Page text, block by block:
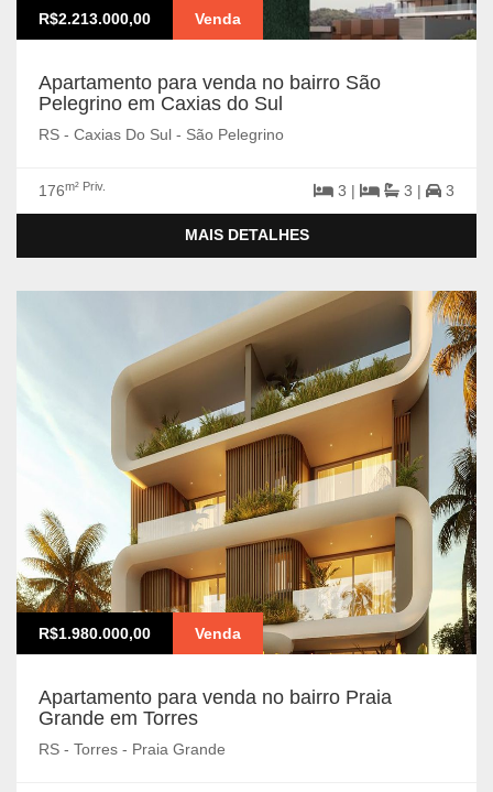
R$2.213.000,00 Venda
Apartamento para venda no bairro São
Pelegrino em Caxias do Sul
RS - Caxias Do Sul - São Pelegrino
176m² Priv. 3 | 3 | 3
MAIS DETALHES
R$1.980.000,00 Venda
Apartamento para venda no bairro Praia
Grande em Torres
RS - Torres - Praia Grande